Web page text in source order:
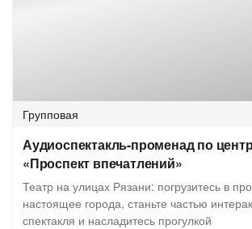
Групповая
Аудиоспектакль-променад по
«Проспект впечатлений»
Театр на улицах Рязани: погрузитесь в
настоящее города, станьте частью
спектакля и насладитесь прогулкой